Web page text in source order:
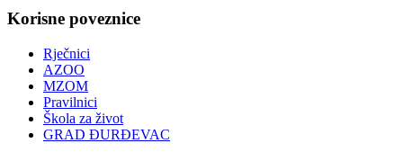
Korisne poveznice
Rječnici
AZOO
MZOM
Pravilnici
Škola za život
GRAD ĐURĐEVAC